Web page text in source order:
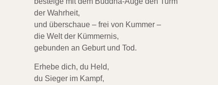
der Wahrheit,
und überschaue – frei von Kummer –
die Welt der Kümmernis,
gebunden an Geburt und Tod.
Erhebe dich, du Held,
du Sieger im Kampf,